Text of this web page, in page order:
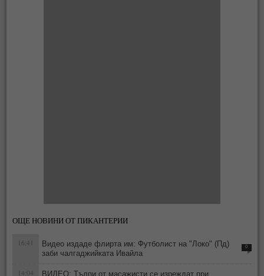
ОЩЕ НОВИНИ ОТ ПИКАНТЕРИИ
16:41
Видео издаде флирта им: Футболист на "Локо" (Пд)
заби чалгаджийката Ивайла
0
14:04 ВИДЕО: Тълпи от масажисти се изреждат при